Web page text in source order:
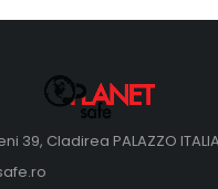
39, Cladirea PALAZZO